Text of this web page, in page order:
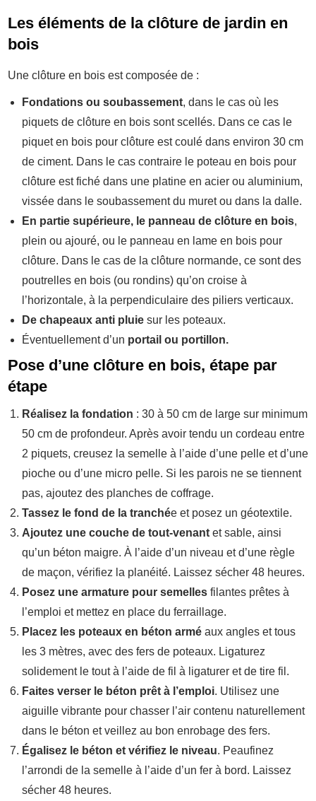
Les éléments de la clôture de jardin en
bois
Une clôture en bois est composée de :
Fondations ou soubassement, dans le cas où les
piquets de clôture en bois sont scellés. Dans ce cas le
piquet en bois pour clôture est coulé dans environ 30 cm
de ciment. Dans le cas contraire le poteau en bois pour
clôture est fiché dans une platine en acier ou aluminium,
vissée dans le soubassement du muret ou dans la dalle.
En partie supérieure, le panneau de clôture en bois,
plein ou ajouré, ou le panneau en lame en bois pour
clôture. Dans le cas de la clôture normande, ce sont des
poutrelles en bois (ou rondins) qu’on croise à
l’horizontale, à la perpendiculaire des piliers verticaux.
De chapeaux anti pluie sur les poteaux.
Éventuellement d’un portail ou portillon.
Pose d’une clôture en bois, étape par
étape
Réalisez la fondation : 30 à 50 cm de large sur minimum
50 cm de profondeur. Après avoir tendu un cordeau entre
2 piquets, creusez la semelle à l’aide d’une pelle et d’une
pioche ou d’une micro pelle. Si les parois ne se tiennent
pas, ajoutez des planches de coffrage.
Tassez le fond de la tranchée et posez un géotextile.
Ajoutez une couche de tout-venant et sable, ainsi
qu’un béton maigre. À l’aide d’un niveau et d’une règle
de maçon, vérifiez la planéité. Laissez sécher 48 heures.
Posez une armature pour semelles filantes prêtes à
l’emploi et mettez en place du ferraillage.
Placez les poteaux en béton armé aux angles et tous
les 3 mètres, avec des fers de poteaux. Ligaturez
solidement le tout à l’aide de fil à ligaturer et de tire fil.
Faites verser le béton prêt à l’emploi. Utilisez une
aiguille vibrante pour chasser l’air contenu naturellement
dans le béton et veillez au bon enrobage des fers.
Égalisez le béton et vérifiez le niveau. Peaufinez
l’arrondi de la semelle à l’aide d’un fer à bord. Laissez
sécher 48 heures.